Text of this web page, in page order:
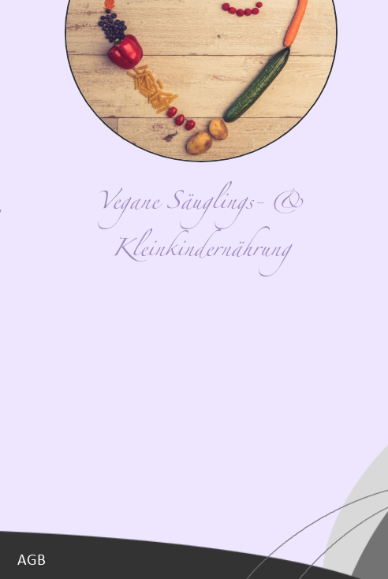
Vegane Säuglings- &
Kleinkindernährung
AGB